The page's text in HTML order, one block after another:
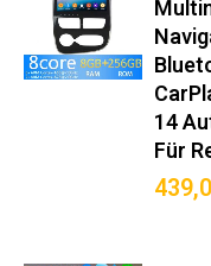
14
Für